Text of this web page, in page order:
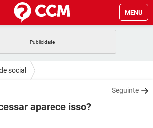
MENU
GMAIL
WHATSAPP
social
Seguinte
aparece isso?